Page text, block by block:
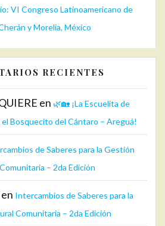
VI Congreso Latinoamericano de
y Morelia, México
RECIENTES
en 🌿🏡 ¡La Escuelita de
Bosquecito del Cántaro – Areguá!
de Saberes para la Gestión
– 2da Edición
en Intercambios de Saberes para la
Comunitaria – 2da Edición